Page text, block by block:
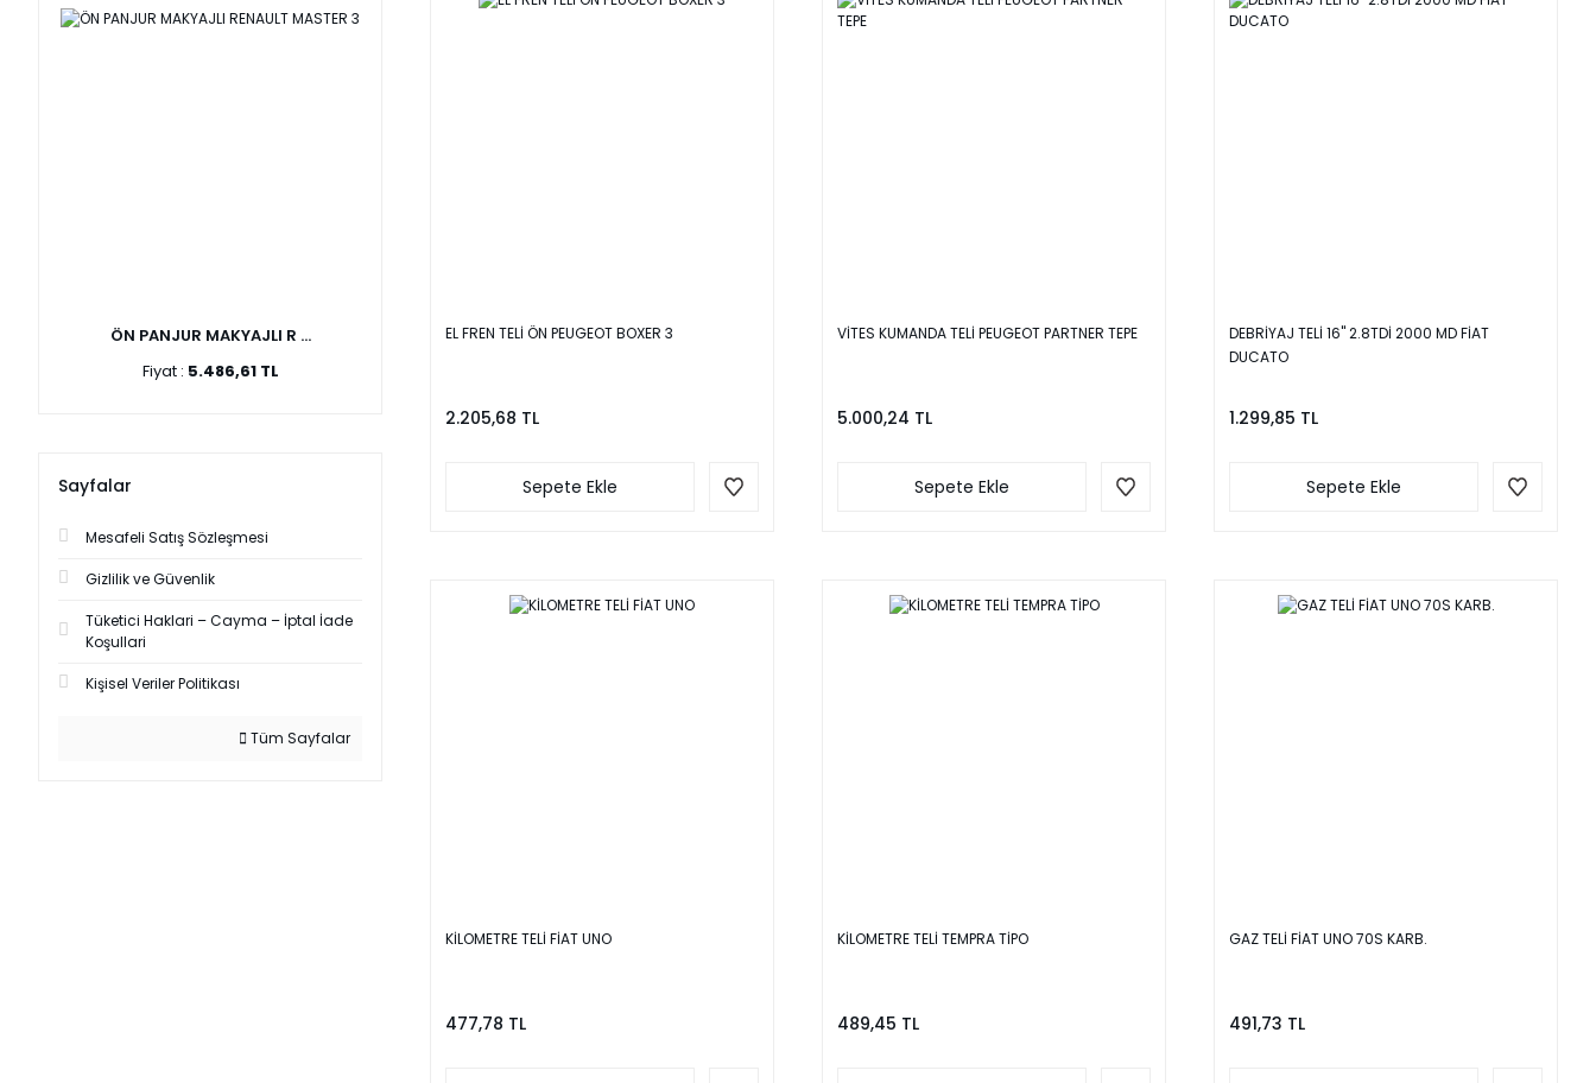
ÖN PANJUR MAKYAJLI R ...
Fiyat : 5.486,61 TL
Sayfalar
Mesafeli Satış Sözleşmesi
Gizlilik ve Güvenlik
Tüketici Haklari – Cayma – İptal İade
Koşullari
Kişisel Veriler Politikası
Tüm Sayfalar
EL FREN TELİ ÖN PEUGEOT BOXER 3
2.205,68 TL
Sepete Ekle
VİTES KUMANDA TELİ PEUGEOT PARTNER TEPE
5.000,24 TL
Sepete Ekle
DEBRİYAJ TELİ 16'' 2.8TDİ 2000 MD FİAT
DUCATO
1.299,85 TL
Sepete Ekle
KİLOMETRE TELİ FİAT UNO
477,78 TL
KİLOMETRE TELİ TEMPRA TİPO
489,45 TL
GAZ TELİ FİAT UNO 70S KARB.
491,73 TL